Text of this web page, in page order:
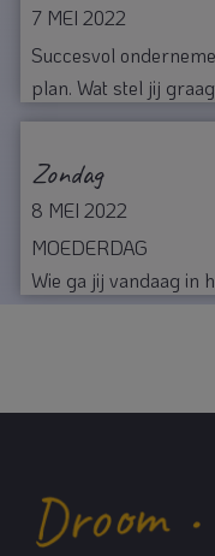
7 MEI 2022
Succesvol
plan. Wat stel jij
Zondag
8 MEI 2022
MOEDERDAG
Wie ga jij vandaag in